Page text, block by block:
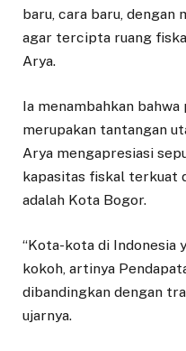
baru, cara baru, dengan
agar tercipta ruang
Arya.
Ia menambahkan
merupakan tantangan
Arya mengapresiasi
kapasitas fiskal terkuat
adalah Kota Bogor.
“Kota-kota di Indonesia
kokoh, artinya
dibandingkan dengan
ujarnya.